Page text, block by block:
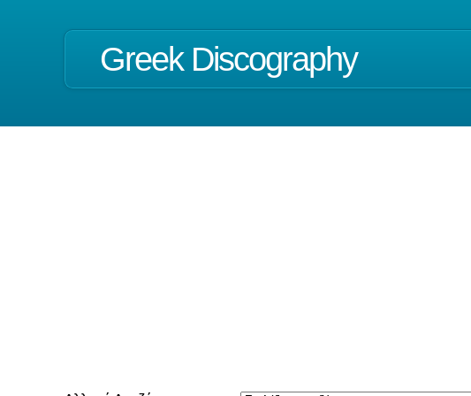
Greek Discography